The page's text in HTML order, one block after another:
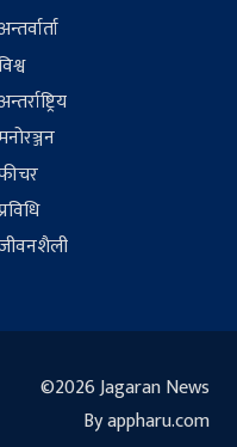
©2026 Jagaran News
By appharu.com